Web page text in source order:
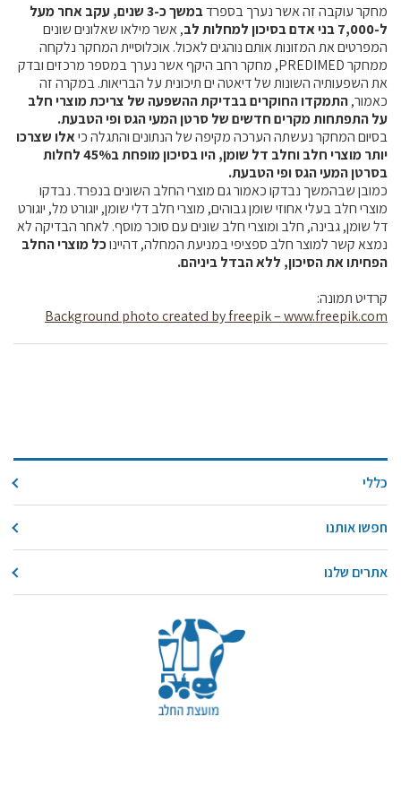
קרנות מחקר
מידע מדעי על תזונה ובריאות
פרסומי מועצת החלב
סקירת מחקרים
חלב ומוצריו
רכיבים תזונתיים
חלב לכל גיל
בריאות העצם
חלב וספורט
מיתוסים נפוצים
אתר מקצועי לאנשי המקצוע
מחקר עוקבה זה אשר נערך בספרד
במשך כ-3 שנים, עקב אחר מעל
ל-7,000 בני אדם בסיכון למחלות לב
, אשר מילאו שאלונים שונים
המפרטים את המזונות אותם נוהגים לאכול. אוכלוסיית המחקר נלקחה
ממחקר PREDIMED, מחקר רחב היקף אשר נערך במספר מרכזים ובדק
את השפעותיה השונות של דיאטה ים תיכונית על הבריאות. במקרה זה
כאמור,התמקדו החוקרים בבדיקת ההשפעה של צריכת מוצרי חלב
על התפתחות מקרים חדשים של סרטן המעי הגס ופי הטבעת.
בסיום המחקר נעשתה הערכה מקיפה של הנתונים והתגלה כיאלו שצרכו
יותר מוצרי חלב וחלב דל שומן, היו בסיכון מופחת ב45% לחלות
בסרטן המעי הגס ופי הטבעת.
כמובן שבהמשך נבדקו כאמור גם מוצרי החלב השונים בנפרד. נבדקו
מוצרי חלב בעלי אחוזי שומן גבוהים, מוצרי חלב דלי שומן, יוגורט מל, יוגורט
דל שומן, גבינה, חלב ומוצרי חלב שונים עם סוכר מוסף. לאחר הבדיקה לא
נמצא קשר למוצר חלב ספציפי במניעת המחלה, דהיינוכל מוצרי החלב
הפחיתו את הסיכון, ללא הבדל ביניהם.
קרדיט תמונה:
Background photo created by freepik – www.freepik.com
כללי
חפשו אותנו
אתרים שלנו